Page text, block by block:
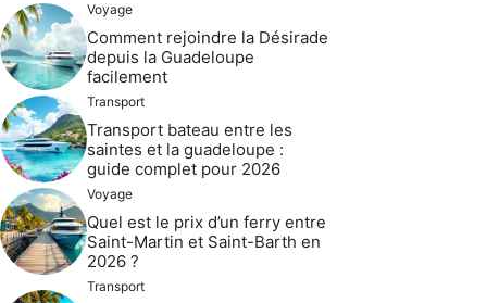
Voyage
Comment rejoindre la Désirade
depuis la Guadeloupe
facilement
Transport
Transport bateau entre les
saintes et la guadeloupe :
guide complet pour 2026
Voyage
Quel est le prix d’un ferry entre
Saint-Martin et Saint-Barth en
2026 ?
Transport